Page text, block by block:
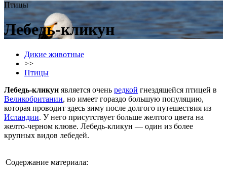
Птицы
Лебедь-кликун
Дикие животные
>>
Птицы
Лебедь-кликун является очень редкой гнездящейся птицей в
Великобритании, но имеет гораздо большую популяцию,
которая проводит здесь зиму после долгого путешествия из
Исландии. У него присутствует больше желтого цвета на
желто-черном клюве. Лебедь-кликун — один из более
крупных видов лебедей.
Содержание материала: